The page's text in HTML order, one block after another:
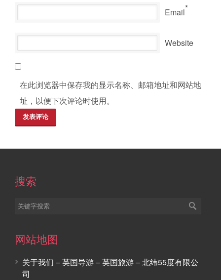
Email*
Website
在此浏览器中保存我的显示名称、邮箱地址和网站地
址，以便下次评论时使用。
搜索
网站地图
关于我们 – 英国导游 – 英国旅游 – 北纬55度有限公
司